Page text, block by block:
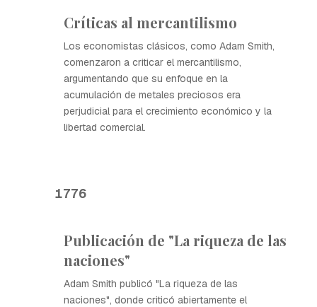
Críticas al mercantilismo
Los economistas clásicos, como Adam Smith,
comenzaron a criticar el mercantilismo,
argumentando que su enfoque en la
acumulación de metales preciosos era
perjudicial para el crecimiento económico y la
libertad comercial.
1776
Publicación de "La riqueza de las
naciones"
Adam Smith publicó "La riqueza de las
naciones", donde criticó abiertamente el